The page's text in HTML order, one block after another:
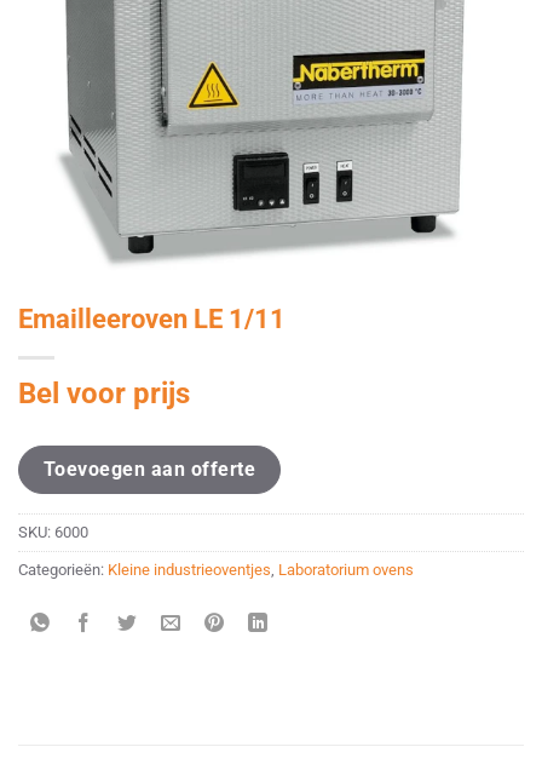
Emailleeroven LE 1/11
Bel voor prijs
Toevoegen aan offerte
SKU: 6000
Categorieën: Kleine industrieoventjes, Laboratorium ovens